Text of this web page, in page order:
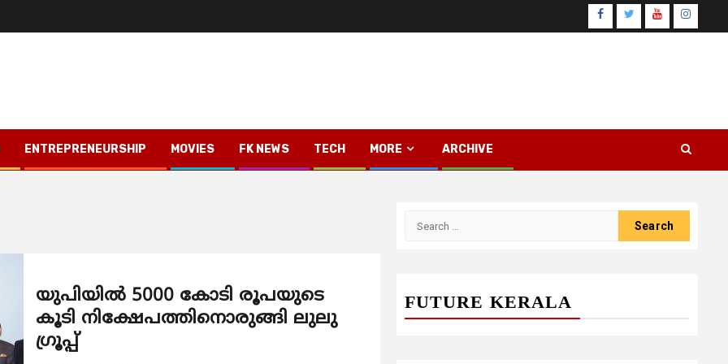
Facebook
TwitterYoutube
ENTREPRENEURSHIP MOVIES FK NEWS TECH MORE ARCHIVE
യുപിയിൽ 5000 കോടി രൂപയുടെ
കൂടി നിക്ഷേപത്തിനൊരുങ്ങി ലുലു
ഗ്രൂപ്പ്‌
FUTURE KERALA